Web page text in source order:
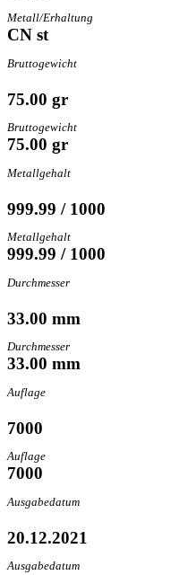
Metall/Erhaltung
CN st
Bruttogewicht
75.00 gr
Bruttogewicht
75.00 gr
Metallgehalt
999.99 / 1000
Metallgehalt
999.99 / 1000
Durchmesser
33.00 mm
Durchmesser
33.00 mm
Auflage
7000
Auflage
7000
Ausgabedatum
20.12.2021
Ausgabedatum